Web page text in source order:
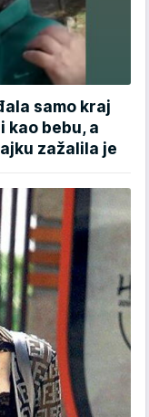
samo kraj
kao bebu, a
zažalila je